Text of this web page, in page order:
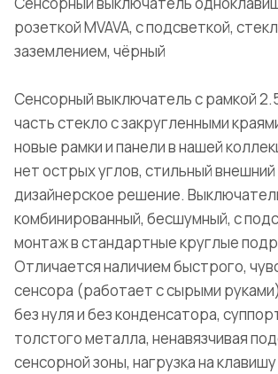
розеткой MVAVA, с подсветкой,
заземлением, чёрный
Сенсорный выключатель с рамкой
часть стекло с закругленными
новые рамки и панели в нашей
нет острых углов, стильный
дизайнерское решение.
комбинированный, бесшумный, с
монтаж в стандартные круглые
Отличается наличием быстрого,
сенсора (работает с сырыми
без нуля и без конденсатора,
толстого металла, ненавязчивая
сенсорной зоны, нагрузка на